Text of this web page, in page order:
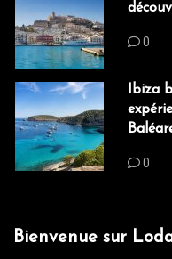
0
Ibiza
0
Bienvenue sur